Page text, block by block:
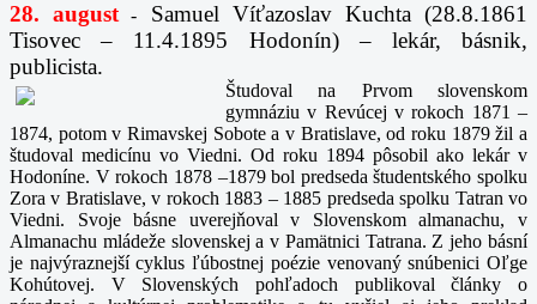
28. august -
Samuel Víťazoslav Kuchta (28.8.1861
Tisovec – 11.4.1895 Hodonín) – lekár, básnik,
publicista.
Študoval na Prvom slovenskom
gymnáziu v Revúcej v rokoch 1871 –
1874, potom v Rimavskej Sobote a v Bratislave, od roku 1879 žil a
študoval medicínu vo Viedni. Od roku 1894 pôsobil ako lekár v
Hodoníne. V rokoch 1878 –1879 bol predseda študentského spolku
Zora v Bratislave, v rokoch 1883 – 1885 predseda spolku Tatran vo
Viedni. Svoje básne uverejňoval v Slovenskom almanachu, v
Almanachu mládeže slovenskej a v Pamätnici Tatrana. Z jeho básní
je najvýraznejší cyklus ľúbostnej poézie venovaný snúbenici Oľge
Kohútovej. V Slovenských pohľadoch publikoval články o